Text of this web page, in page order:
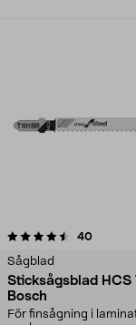
40
Sågblad
Sticksågsblad HCS
Bosch
För finsågning i
4.5av 5